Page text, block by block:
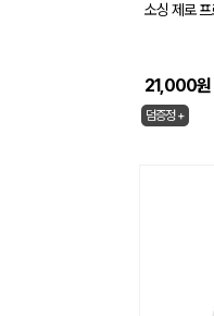
소싱 제로 프
21,000원
덤증정 +